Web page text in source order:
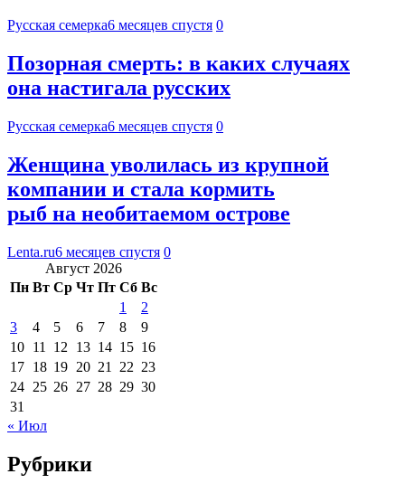
Русская семерка6 месяцев спустя 0
Позорная смерть: в каких случаях
она настигала русских
Русская семерка6 месяцев спустя 0
Женщина уволилась из крупной
компании и стала кормить
рыб на необитаемом острове
Lenta.ru6 месяцев спустя 0
Август 2026
Пн Вт Ср Чт Пт Сб Вс
1
2
3
4 5 6 7 8
9
10 11 12 13 14 15 16
17 18 19 20 21 22 23
24 25 26 27 28 29 30
31
« Июл
Рубрики